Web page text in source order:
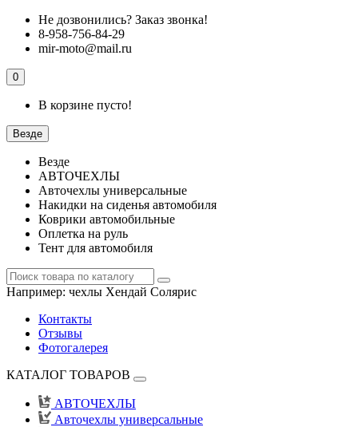
Не дозвонились? Заказ звонка!
8-958-756-84-29
mir-moto@mail.ru
0
В корзине пусто!
Везде
Везде
АВТОЧЕХЛЫ
Авточехлы универсальные
Накидки на сиденья автомобиля
Коврики автомобильные
Оплетка на руль
Тент для автомобиля
Например: чехлы Хендай Солярис
Контакты
Отзывы
Фотогалерея
КАТАЛОГ ТОВАРОВ
АВТОЧЕХЛЫ
Авточехлы универсальные